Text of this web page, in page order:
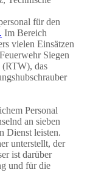
für den
Im Bereich
vielen Einsätzen
Siegen
(RTW), das
Personal
an sieben
Dienst leisten.
unterstellt, der
ist darüber
und für die